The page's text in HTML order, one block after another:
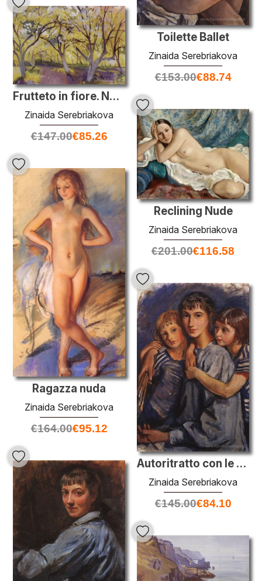
Toilette Ballet
Zinaida Serebriakova
€153.00€88.74
Frutteto in fiore. Neskuchnoye
Zinaida Serebriakova
€147.00€85.26
Reclining Nude
Zinaida Serebriakova
€201.00€116.58
Ragazza nuda
Zinaida Serebriakova
€164.00€95.12
Autoritratto con le figlie
Zinaida Serebriakova
€145.00€84.10